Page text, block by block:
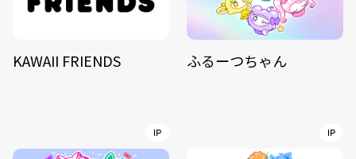
KAWAII FRIENDS ふるーつちゃん
IP IP